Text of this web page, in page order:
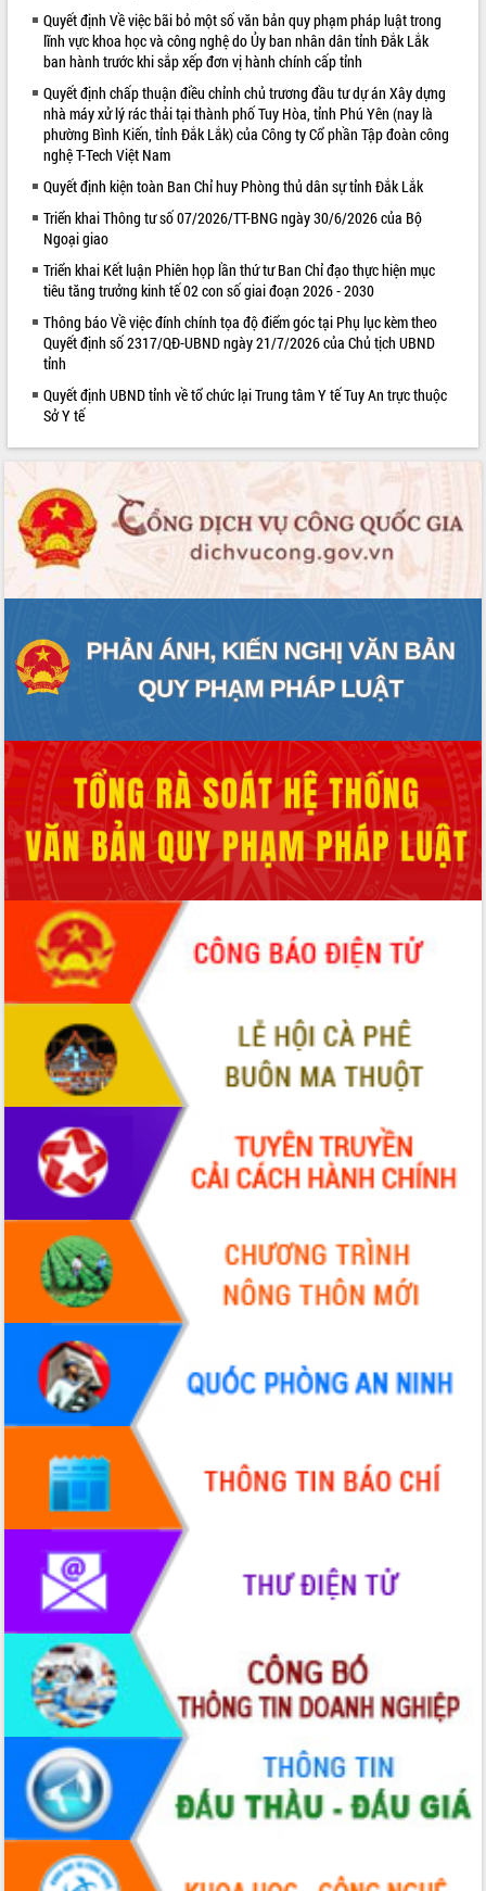
Loading the player...
Khám bệnh, cấp phát thuốc miễn phí
và tặng quà người dân xã Cư Pui
Hội nghị UBND tỉnh Đắk Lắk thường kỳ
tháng 7/2026
Lễ truy tặng danh hiệu “Bà Mẹ Việt
Nam Anh hùng” và trao Huân chương
Lao động
UBND tỉnh Đắk Lắk triển khai nhiệm
vụ 6 tháng cuối năm 2026
Kỳ họp thứ Hai, Hội đồng nhân dân
tỉnh khóa XI quyết nghị nhiều nội dung
Bí thư Tỉnh ủy Lương Nguyễn Minh
Triết thăm, tặng quà người có công với
Rà soát, hoàn thiện hệ thống thiết chế
phát triển mới
mặt Đoàn chuyên gia y tế TP. Hồ Chí
Minh
Lễ truy điệu và an táng hài cốt liệt sĩ
tại Nghĩa trang Liệt sĩ xã Sơn Hòa
Bàn giải pháp tháo gỡ khó khăn trong
định EUDR
Thứ trưởng Bộ Nông nghiệp và Môi
trường Nguyễn Hoàng Hiệp khảo sát
Trình diễn nghệ thuật chế biến các
món ăn từ sầu riêng
Đắk Lắk công bố Quy hoạch và xúc
tiến đầu tư tỉnh
Ngành cá ngừ Đắk Lắk chủ động thích
ứng để giữ vững thị trường xuất khẩu
Diễn đàn Kinh tế tư nhân Việt Nam đột
phá cơ chế - Hợp tác công tư
Đề án 06 tạo bước ngoặt đột phá trong
cải cách hành chính tỉnh Đắk Lắk
Kết nối tour, đẩy mạnh chuyển đổi số
để phát triển du lịch Đắk Lắk
Khởi động Dự án Đầu tư xây dựng hạ
tầng kỹ thuật Cụm công nghiệp Tân
Gặp mặt các cơ quan báo chí nhân Kỷ
niệm 101 năm Ngày Báo chí Cách
mạng Việt Nam
Đắk Lắk sơ kết 4 năm triển khai thực
hiện Đề án 06 của Chính phủ
Họp báo thông tin về Hội nghị Công bố
Quy hoạch và Xúc tiến đầu tư tỉnh Đắk
Khơi thông điểm nghẽn, đẩy nhanh
giải ngân vốn khắc phục thiên tai
HĐND tỉnh thông qua điều chỉnh Quy
hoạch tỉnh thời kỳ 2021-2030
Hội thảo góp ý hồ sơ điều chỉnh quy
hoạch tỉnh Đắk Lắk thời kỳ 2021-2030,
tầm nhìn đến năm 2050
Nâng cao hiệu quả hoạt động của các
doanh nghiệp nhà nước
Hội nghị triển khai kết nối mạng
truyền số liệu chuyên dùng phục vụ cơ
quan Đảng, Nhà nước
Lễ phát động chuỗi hoạt động chung
tay làm sạch môi trường
Xã Ea Kar bước chuyển mình trong
công tác cải cách hành chính mô hình
mới
UBND tỉnh họp báo định kỳ tháng 4
năm 2026
Hội thảo khoa học “Giải pháp thúc đẩy
phát triển nền kinh tế xanh tại tỉnh
Đắk Lắk”
Tăng cường giám sát, đôn đốc thực
hiện nhiệm vụ quản lý tài sản công
hàng tuần
ALBUM ẢNH
Quyết định Về việc bãi bỏ một số văn bản quy phạm pháp luật trong
lĩnh vực khoa học và công nghệ do Ủy ban nhân dân tỉnh Đắk Lắk
ban hành trước khi sắp xếp đơn vị hành chính cấp tỉnh
Quyết định chấp thuận điều chỉnh chủ trương đầu tư dự án Xây dựng
nhà máy xử lý rác thải tại thành phố Tuy Hòa, tỉnh Phú Yên (nay là
phường Bình Kiến, tỉnh Đắk Lắk) của Công ty Cổ phần Tập đoàn công
nghệ T-Tech Việt Nam
Quyết định kiện toàn Ban Chỉ huy Phòng thủ dân sự tỉnh Đắk Lắk
Triển khai Thông tư số 07/2026/TT-BNG ngày 30/6/2026 của Bộ
Ngoại giao
Triển khai Kết luận Phiên họp lần thứ tư Ban Chỉ đạo thực hiện mục
tiêu tăng trưởng kinh tế 02 con số giai đoạn 2026 - 2030
Thông báo Về việc đính chính tọa độ điểm góc tại Phụ lục kèm theo
Quyết định số 2317/QĐ-UBND ngày 21/7/2026 của Chủ tịch UBND
tỉnh
Quyết định UBND tỉnh về tổ chức lại Trung tâm Y tế Tuy An trực thuộc
Sở Y tế